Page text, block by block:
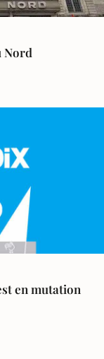
Nord
en mutation